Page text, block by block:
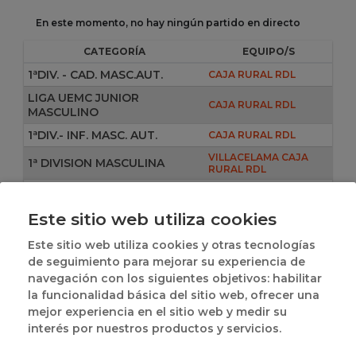
En este momento, no hay ningún partido en directo
CATEGORÍA EQUIPO/S
1ªDIV. - CAD. MASC.AUT. CAJA RURAL RDL
LIGA UEMC JUNIOR
MASCULINO
CAJA RURAL RDL
1ªDIV.- INF. MASC. AUT. CAJA RURAL RDL
1ª DIVISION MASCULINA
VILLACELAMA CAJA
RURAL RDL
MINIBASKET MASCULINO
AUTONOMICO
VILLACELAMA CAJA
2ªDIV.- CAD. MASC. AUT.
VILLACELAMA CAJA
RURAL RDL
2ªDIV.- INF. MASC. AUT.
VILLACELAMA CAJA
RURAL RDL
TERCERA FEB CAJA RURAL RDL
Este sitio web utiliza cookies
Este sitio web utiliza cookies y otras tecnologías
de seguimiento para mejorar su experiencia de
navegación con los siguientes objetivos: habilitar
la funcionalidad básica del sitio web, ofrecer una
mejor experiencia en el sitio web y medir su
interés por nuestros productos y servicios.